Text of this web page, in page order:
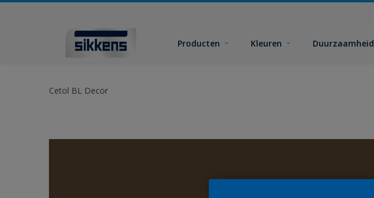
Producten Kleuren Duurzaamheid
Cetol BL Decor